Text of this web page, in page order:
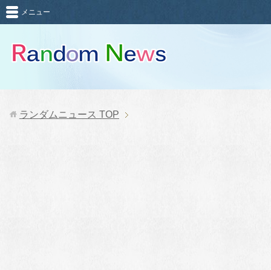
メニュー
ランダムニュース TOP